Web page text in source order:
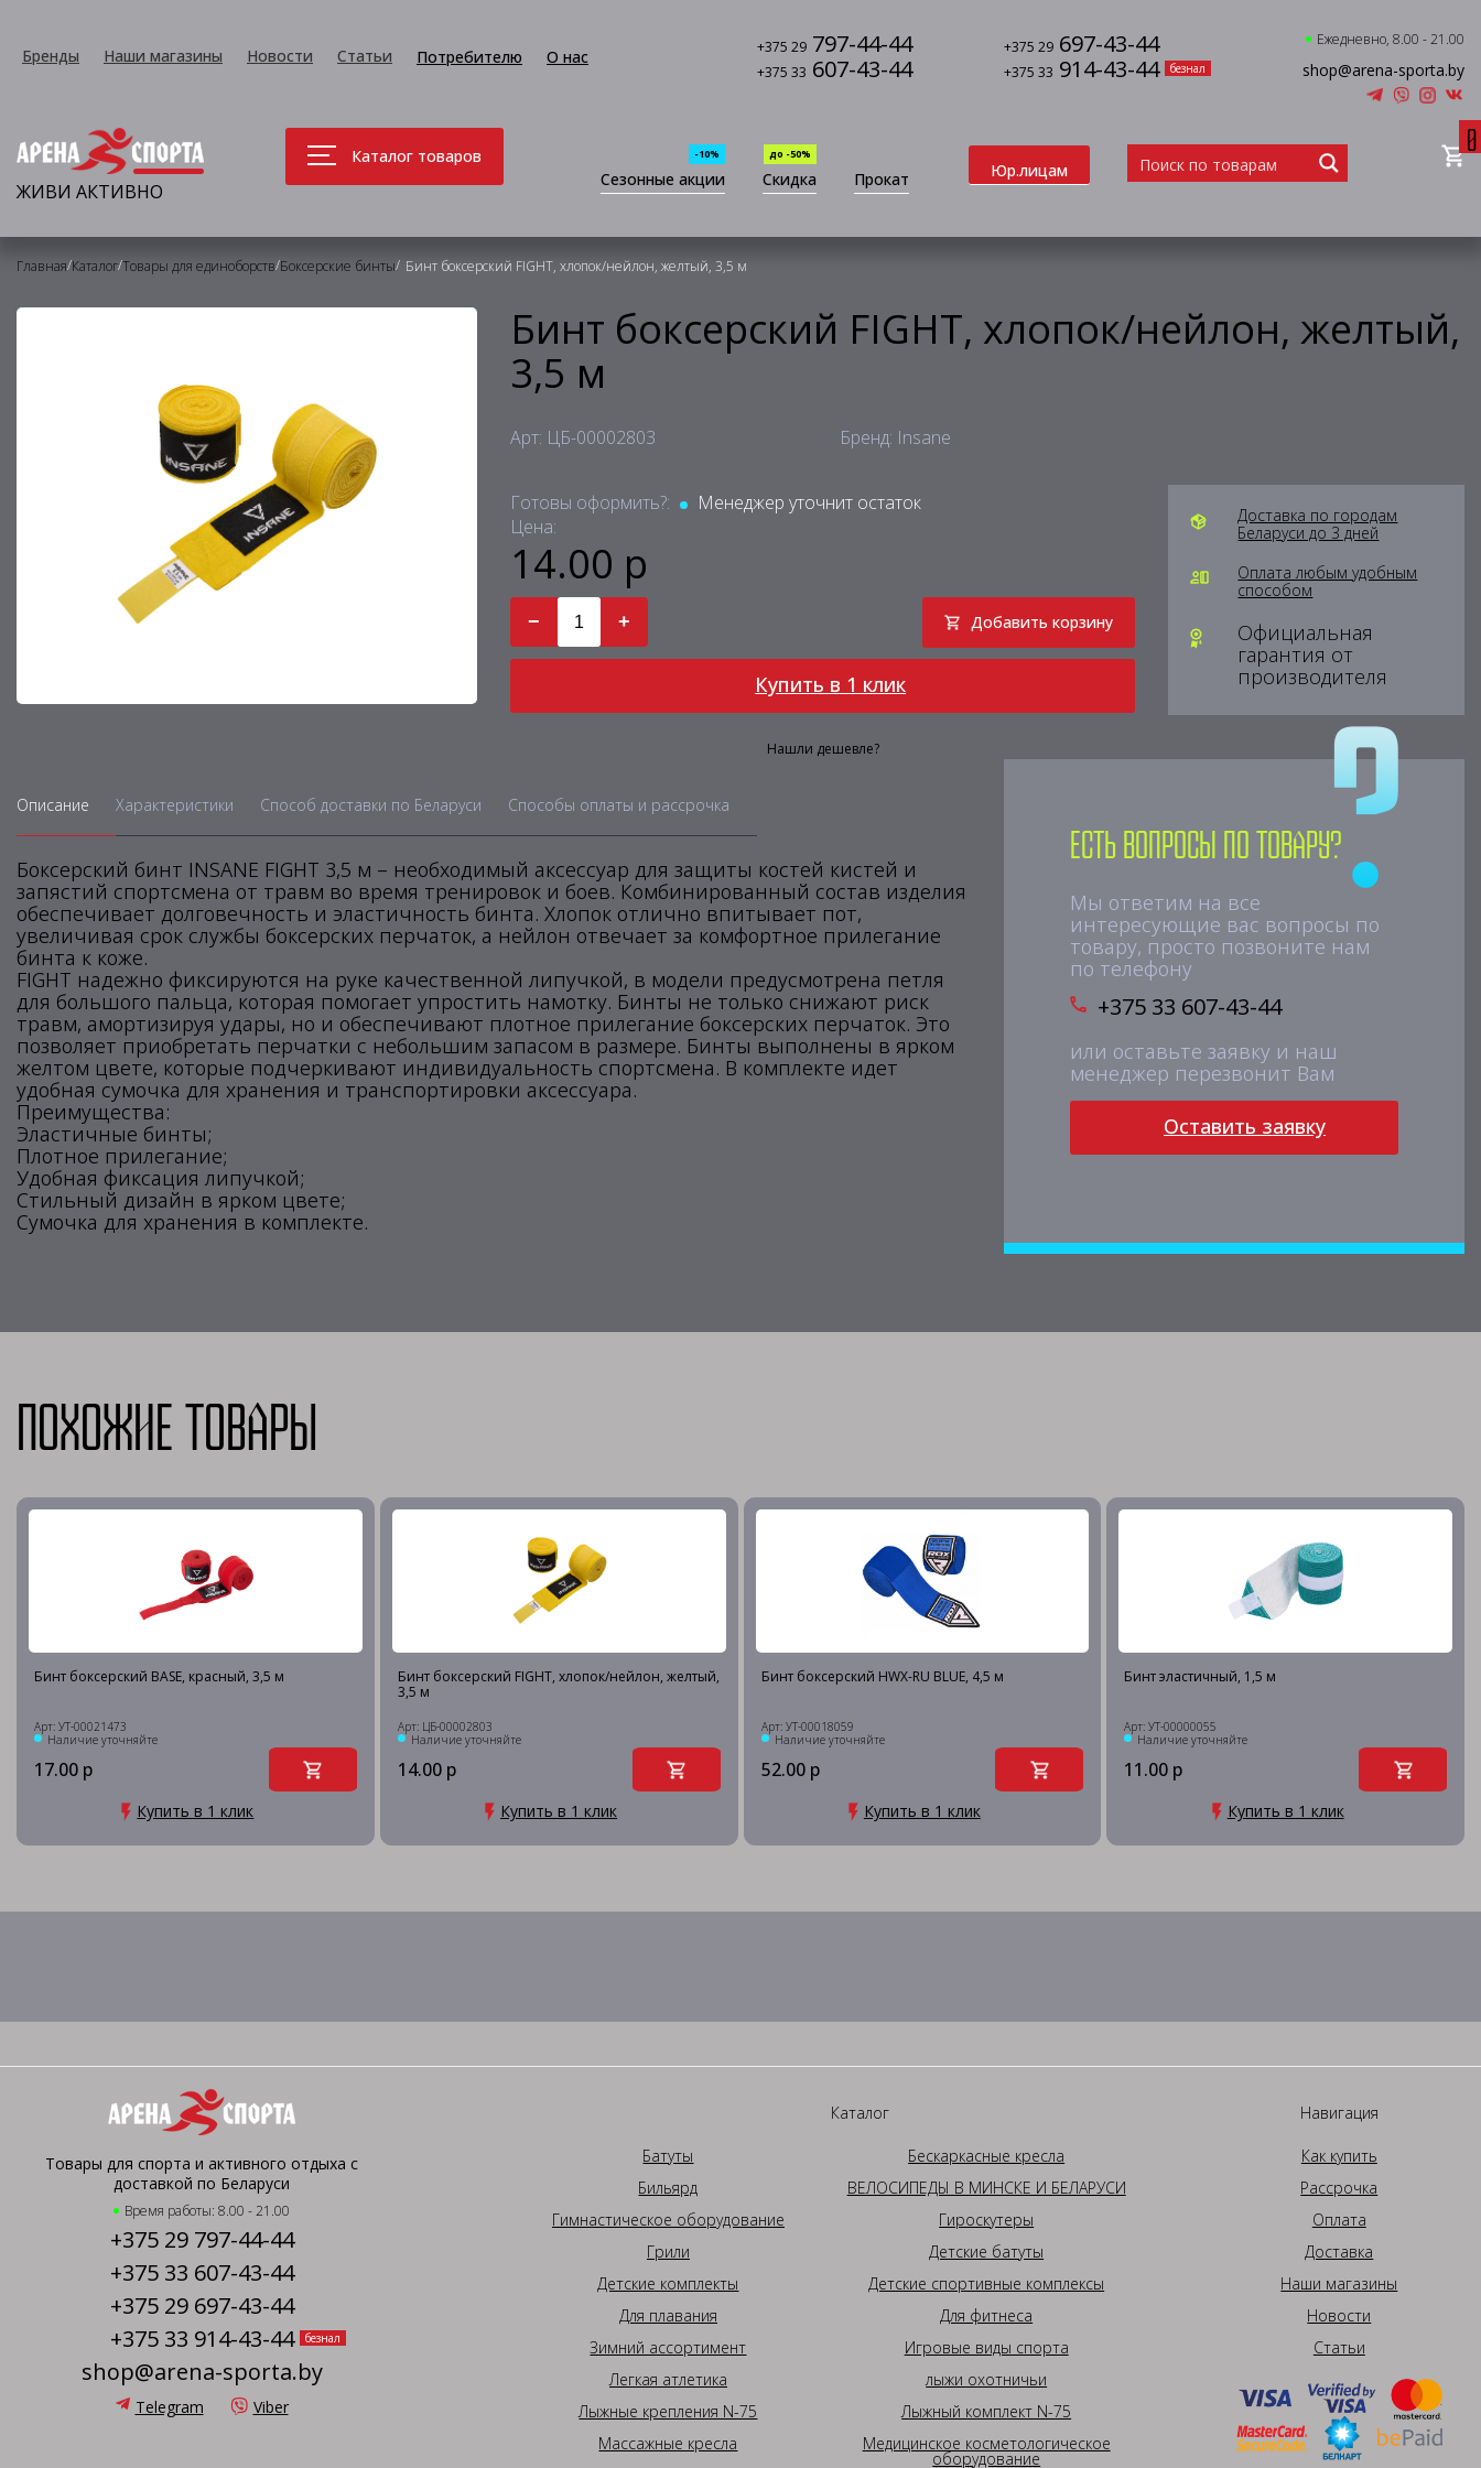
Бренды Наши магазины Новости Статьи Потребителю О нас +375 29 797-44-44 +375 29 697-43-44
+375 33 607-43-44 +375 33 914-43-44 безнал
Ежедневно, 8.00 - 21.00
shop@arena-sporta.by
ЖИВИ АКТИВНО
Каталог товаров
Сезонные акции
-10%
Скидка
до -50%
Прокат Юр.лицам
0
Главная/Каталог/Товары для единоборств/Боксерские бинты/ Бинт боксерский FIGHT, хлопок/нейлон, желтый, 3,5 м
Бинт боксерский FIGHT, хлопок/нейлон, желтый,
3,5 м
Арт: ЦБ-00002803 Бренд: Insane
Готовы оформить?:
Менеджер уточнит остаток
Цена:
14.00 р
− + Добавить корзину
Купить в 1 клик
Нашли дешевле?
Доставка по городам
Беларуси до 3 дней
Оплата любым удобным
способом
Официальная
гарантия от
производителя
Описание Характеристики Способ доставки по Беларуси Способы оплаты и рассрочка
Боксерский бинт INSANE FIGHT 3,5 м – необходимый аксессуар для защиты костей кистей и
запястий спортсмена от травм во время тренировок и боев. Комбинированный состав изделия
обеспечивает долговечность и эластичность бинта. Хлопок отлично впитывает пот,
увеличивая срок службы боксерских перчаток, а нейлон отвечает за комфортное прилегание
бинта к коже.
FIGHT надежно фиксируются на руке качественной липучкой, в модели предусмотрена петля
для большого пальца, которая помогает упростить намотку. Бинты не только снижают риск
травм, амортизируя удары, но и обеспечивают плотное прилегание боксерских перчаток. Это
позволяет приобретать перчатки с небольшим запасом в размере. Бинты выполнены в ярком
желтом цвете, которые подчеркивают индивидуальность спортсмена. В комплекте идет
удобная сумочка для хранения и транспортировки аксессуара.
Преимущества:
Эластичные бинты;
Плотное прилегание;
Удобная фиксация липучкой;
Стильный дизайн в ярком цвете;
Сумочка для хранения в комплекте.
Есть вопросы по товару?
Мы ответим на все
интересующие вас вопросы по
товару, просто позвоните нам
по телефону
+375 33 607-43-44
или оставьте заявку и наш
менеджер перезвонит Вам
Оставить заявку
Похожие товары
Бинт боксерский BASE, красный, 3,5 м
Арт: УТ-00021473
Наличие уточняйте
17.00 р
Купить в 1 клик
Бинт боксерский FIGHT, хлопок/нейлон, желтый,
3,5 м
Арт: ЦБ-00002803
Наличие уточняйте
14.00 р
Купить в 1 клик
Бинт боксерский HWX-RU BLUE, 4,5 м
Арт: УТ-00018059
Наличие уточняйте
52.00 р
Купить в 1 клик
Бинт эластичный, 1,5 м
Арт: УТ-00000055
Наличие уточняйте
11.00 р
Купить в 1 клик
Товары для спорта и активного отдыха с
доставкой по Беларуси
Время работы: 8.00 - 21.00
+375 29 797-44-44
+375 33 607-43-44
+375 29 697-43-44
+375 33 914-43-44
безнал
shop@arena-sporta.by
Telegram Viber
Каталог
Батуты
Бескаркасные кресла
Бильярд
ВЕЛОСИПЕДЫ В МИНСКЕ И БЕЛАРУСИ
Гимнастическое оборудование
Гироскутеры
Грили
Детские батуты
Детские комплекты
Детские спортивные комплексы
Для плавания
Для фитнеса
Зимний ассортимент
Игровые виды спорта
Легкая атлетика
лыжи охотничьи
Лыжные крепления N-75
Лыжный комплект N-75
Массажные кресла
Медицинское косметологическое
оборудование
Навигация
Как купить
Рассрочка
Оплата
Доставка
Наши магазины
Новости
Статьи